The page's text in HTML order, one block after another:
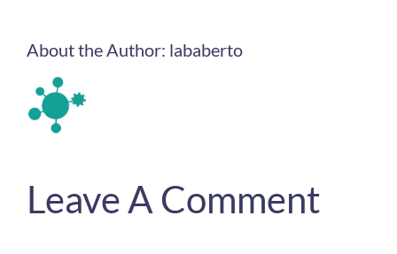
About the Author: lababerto
Leave A Comment